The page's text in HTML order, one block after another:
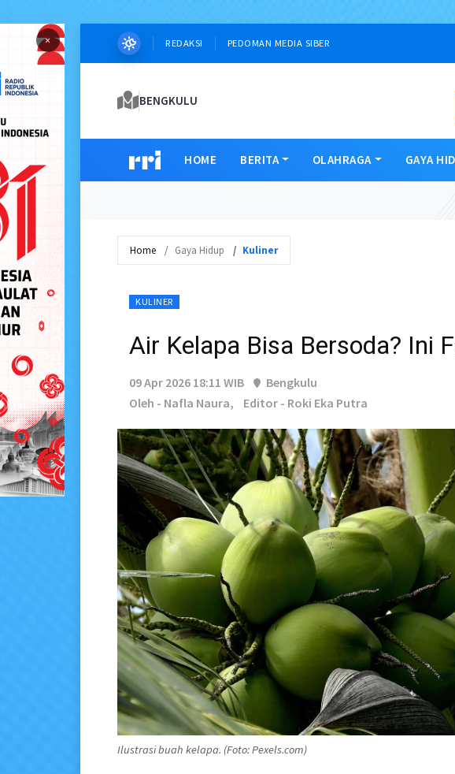
× REDAKSI PEDOMAN MEDIA SIBER
BENGKULU
HOME BERITA OLAHRAGA GAYA
Home Gaya Hidup Kuliner
KULINER
Air Kelapa Bisa Bersoda? Ini
09 Apr 2026 18:11 WIB
Bengkulu
Oleh - Nafla Naura,
Editor - Roki Eka Putra
Ilustrasi buah kelapa. (Foto: Pexels.com)